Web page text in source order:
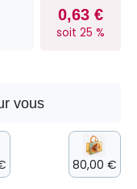
0,63 €
soit 25 %
vous
80,00 €